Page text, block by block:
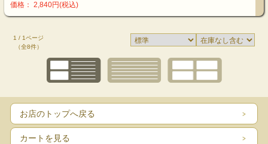
価格： 2,840円(税込)
1 / 1ページ
（全8件）
お店のトップへ戻る
カートを見る